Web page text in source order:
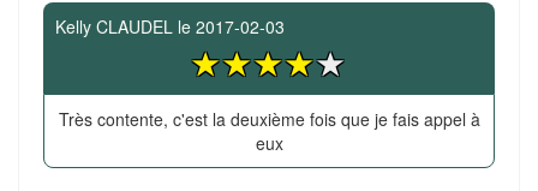
Kelly CLAUDEL le 2017-02-03
Très contente, c'est la deuxième fois que je fais appel à
eux